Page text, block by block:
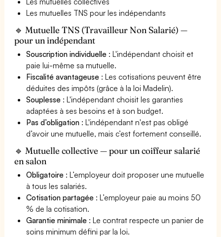
Les mutuelles TNS pour les indépendants
🔹 Mutuelle TNS (Travailleur Non Salarié) —
pour un indépendant
Souscription individuelle : L'indépendant choisit et
paie lui-même sa mutuelle.
Fiscalité avantageuse : Les cotisations peuvent être
déduites des impôts (grâce à la loi Madelin).
Souplesse : L'indépendant choisit les garanties
adaptées à ses besoins et à son budget.
Pas d’obligation : L'indépendant n'est pas obligé
d’avoir une mutuelle, mais c’est fortement conseillé.
🔹 Mutuelle collective — pour un coiffeur salarié
en salon
Obligatoire : L’employeur doit proposer une mutuelle
à tous les salariés.
Cotisation partagée : L’employeur paie au moins 50
% de la cotisation.
Garantie minimale : Le contrat respecte un panier de
soins minimum défini par la loi.